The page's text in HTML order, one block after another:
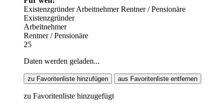
ExistenzgründerArbeitnehmerRentner / Pensionäre
Existenzgründer
Arbeitnehmer
Rentner / Pensionäre
25
Daten werden geladen...
zu Favoritenliste hinzufügen aus Favoritenliste entfernen
zu Favoritenliste hinzugefügt